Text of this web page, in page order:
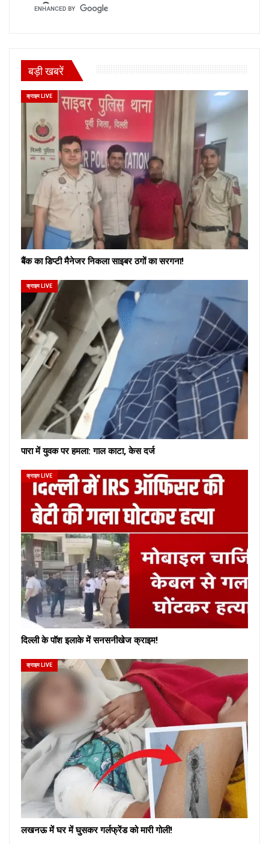
बड़ी खबरें
क्राइम LIVE
बैंक का डिप्टी मैनेजर निकला साइबर ठगों का सरगना!
क्राइम LIVE
पारा में युवक पर हमला: गाल काटा, केस दर्ज
क्राइम LIVE
दिल्ली के पॉश इलाके में सनसनीखेज क्राइम!
क्राइम LIVE
लखनऊ में घर में घुसकर गर्लफ्रेंड को मारी गोली!